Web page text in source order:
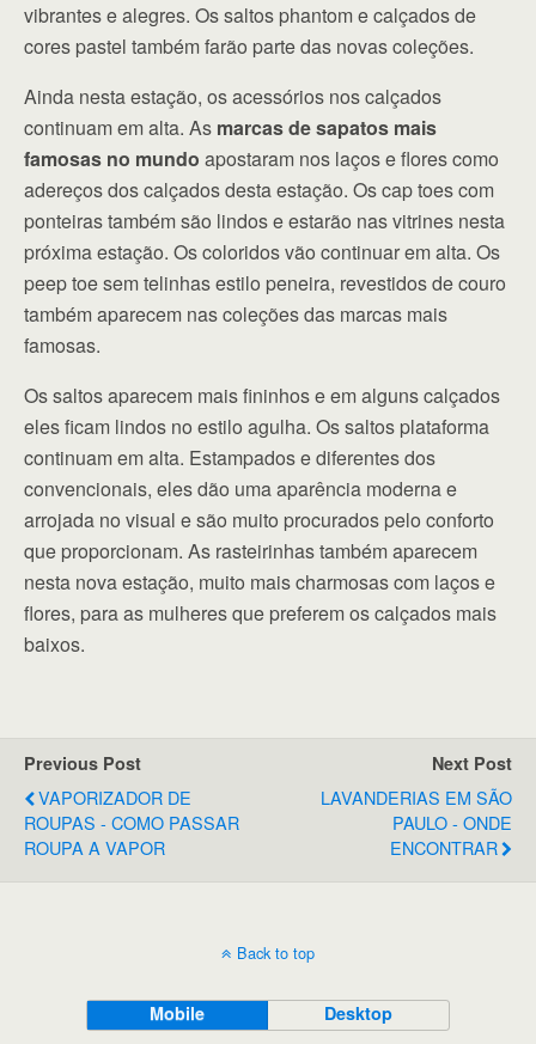
vibrantes e alegres. Os saltos phantom e calçados de
cores pastel também farão parte das novas coleções.
Ainda nesta estação, os acessórios nos calçados
continuam em alta. As marcas de sapatos mais
famosas no mundo apostaram nos laços e flores como
adereços dos calçados desta estação. Os cap toes com
ponteiras também são lindos e estarão nas vitrines nesta
próxima estação. Os coloridos vão continuar em alta. Os
peep toe sem telinhas estilo peneira, revestidos de couro
também aparecem nas coleções das marcas mais
famosas.
Os saltos aparecem mais fininhos e em alguns calçados
eles ficam lindos no estilo agulha. Os saltos plataforma
continuam em alta. Estampados e diferentes dos
convencionais, eles dão uma aparência moderna e
arrojada no visual e são muito procurados pelo conforto
que proporcionam. As rasteirinhas também aparecem
nesta nova estação, muito mais charmosas com laços e
flores, para as mulheres que preferem os calçados mais
baixos.
Previous Post
VAPORIZADOR DE
ROUPAS - COMO PASSAR
ROUPA A VAPOR
Next Post
LAVANDERIAS EM SÃO
PAULO - ONDE
ENCONTRAR
Back to top
Mobile Desktop